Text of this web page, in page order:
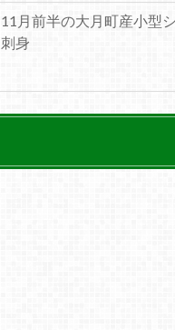
11月前半の大月町産小型
刺身